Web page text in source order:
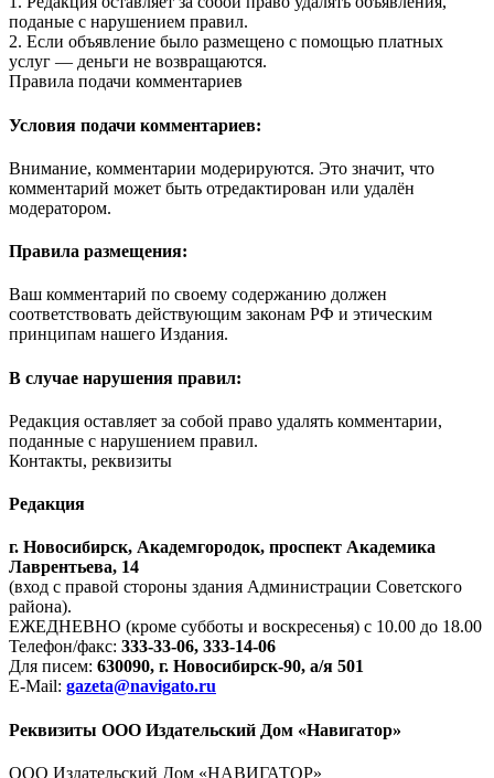
поданые с нарушением правил.
2. Если объявление было размещено с помощью платных
услуг — деньги не возвращаются.
Правила подачи комментариев
Условия подачи комментариев:
Внимание, комментарии модерируются. Это значит, что
комментарий может быть отредактирован или удалён
модератором.
Правила размещения:
Ваш комментарий по своему содержанию должен
соответствовать действующим законам РФ и этическим
принципам нашего Издания.
В случае нарушения правил:
Редакция оставляет за собой право удалять комментарии,
поданные с нарушением правил.
Контакты, реквизиты
Редакция
г. Новосибирск, Академгородок, проспект Академика
Лаврентьева, 14
(вход с правой стороны здания Администрации Советского
района).
ЕЖЕДНЕВНО (кроме субботы и воскресенья) с 10.00 до 18.00
Телефон/факс: 333-33-06, 333-14-06
Для писем: 630090, г. Новосибирск-90, а/я 501
E-Mail: gazeta@navigato.ru
Реквизиты ООО Издательский Дом «Навигатор»
ООО Издательский Дом «НАВИГАТОР»